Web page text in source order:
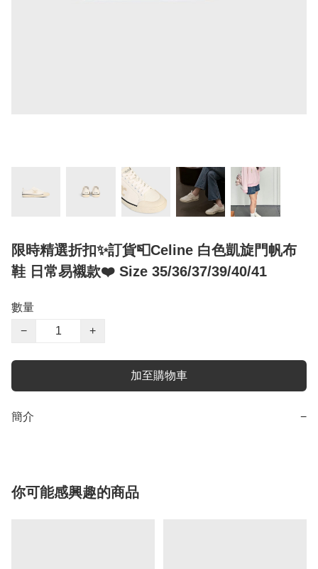
限時精選折扣✨訂貨📮Celine 白色凱旋門帆布
鞋 日常易襯款❤️ Size 35/36/37/39/40/41
數量
−
+
加至購物車
簡介 −
你可能感興趣的商品